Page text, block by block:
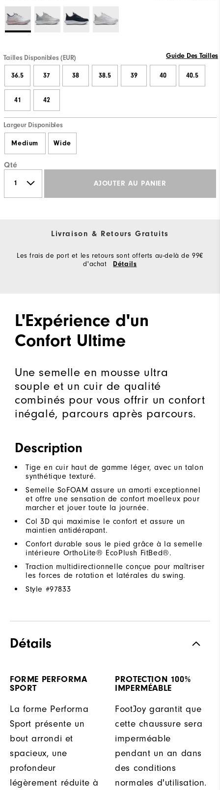
Tailles Disponibles (EUR) Guide Des Tailles
36.5 37 38 38.5 39 40 40.5
41 42
Largeur Disponibles
Medium Wide
Qté
AJOUTER AU PANIER
Livraison & Retours Gratuits
Les frais de port et les retours sont offerts au-delà de 99€
d'achat
Détails
L'Expérience d'un
Confort Ultime
Une semelle en mousse ultra
souple et un cuir de qualité
combinés pour vous offrir un confort
inégalé, parcours après parcours.
Description
Tige en cuir haut de gamme léger, avec un talon
synthétique texturé.
Semelle SoFOAM assure un amorti exceptionnel
et offre une sensation de confort moelleux pour
marcher et jouer toute la journée.
Col 3D qui maximise le confort et assure un
maintien antidérapant.
Confort durable sous le pied grâce à la semelle
intérieure OrthoLite® EcoPlush FitBed®.
Traction multidirectionnelle conçue pour maîtriser
les forces de rotation et latérales du swing.
Style #97833
Détails
FORME PERFORMA
SPORT
La forme Performa
Sport présente un
bout arrondi et
spacieux, une
profondeur
légèrement réduite à
PROTECTION 100%
IMPERMÉABLE
FootJoy garantit que
cette chaussure sera
imperméable
pendant un an dans
des conditions
normales d'utilisation.